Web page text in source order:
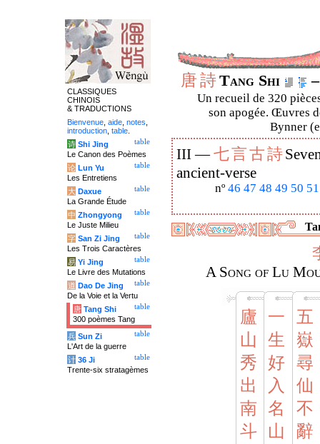
唐詩Tang Shi
Un recueil de 320
son apogée. Œuvres
Bynner
III —七言古詩
ancient-verse
nº 46 47 48 49 50 51
A Song of Lu
廬
山
秀
出
南
斗
一
生
好
入
名
山
五
嶽
尋
仙
不
辭
CLASSIQUES
CHINOIS
& TRADUCTIONS
Bienvenue aide notes
introduction table
table
诗 Shi Jing
Le Canon des Poèmes
table
论 Lun Yu
Les Entretiens
table
大 Daxue
La Grande Étude
table
中 Zhongyong
Le Juste Milieu
table
字 San Zi Jing
Les Trois Caractères
table
易 Yi Jing
Le Livre des Mutations
table
道 Dao De Jing
De la Voie et la Vertu
table
唐 Tang Shi
300 poèmes Tang
table
兵 Sun Zi
L'Art de la guerre
table
计 36 Ji
Trente-six stratagèmes